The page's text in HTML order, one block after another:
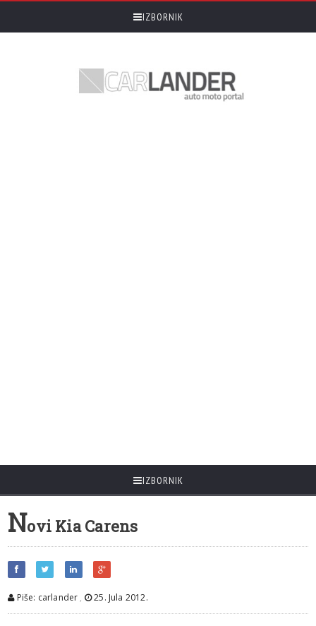
IZBORNIK
IZBORNIK
Novi Kia Carens
Piše: carlander , 25. Jula 2012.